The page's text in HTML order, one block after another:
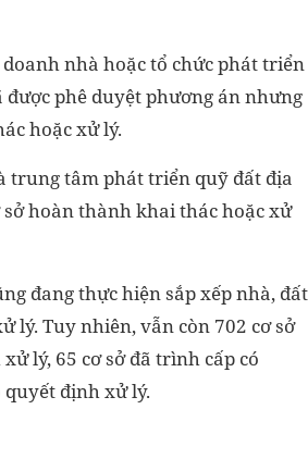
doanh nhà hoặc tổ chức phát triển
phê duyệt phương án nhưng
hoặc xử lý.
trung tâm phát triển quỹ đất địa
hoàn thành khai thác hoặc xử
đang thực hiện sắp xếp nhà, đất
lý. Tuy nhiên, vẫn còn 702 cơ sở
lý, 65 cơ sở đã trình cấp có
quyết định xử lý.